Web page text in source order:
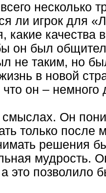
несколько
ли игрок для
какие качества
он был
не таким, но
в новой
он – немного
Он
только после
решения
мудрость.
это позволило